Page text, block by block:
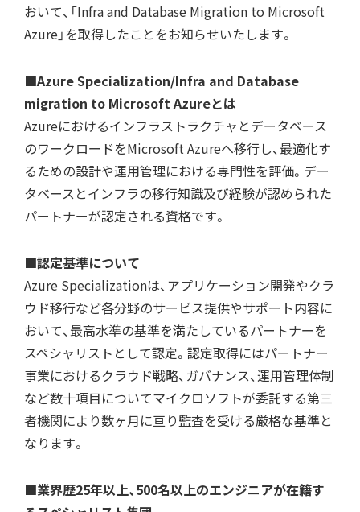
おいて、「Infra and Database Migration to Microsoft
Azure」を取得したことをお知らせいたします。
■Azure Specialization/Infra and Database
migration to Microsoft Azureとは
Azureにおけるインフラストラクチャとデータベース
のワークロードをMicrosoft Azureへ移行し、最適化す
るための設計や運用管理における専門性を評価。デー
タベースとインフラの移行知識及び経験が認められた
パートナーが認定される資格です。
■認定基準について
Azure Specializationは、アプリケーション開発やクラ
ウド移行など各分野のサービス提供やサポート内容に
おいて、最高水準の基準を満たしているパートナーを
スペシャリストとして認定。認定取得にはパートナー
事業におけるクラウド戦略、ガバナンス、運用管理体制
など数十項目についてマイクロソフトが委託する第三
者機関により数ヶ月に亘り監査を受ける厳格な基準と
なります。
■業界歴25年以上、500名以上のエンジニアが在籍す